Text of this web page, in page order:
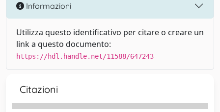
Informazioni
Utilizza questo identificativo per citare o creare un
link a questo documento:
https://hdl.handle.net/11588/647243
Citazioni